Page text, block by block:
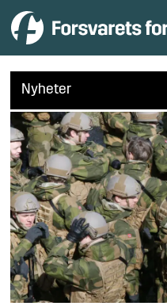
Nyheter